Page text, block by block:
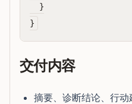
  }
交付内容
摘要、诊断结论、行